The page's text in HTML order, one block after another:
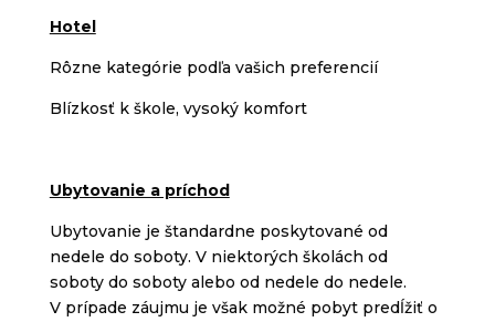
Hotel
Rôzne kategórie podľa vašich preferencií
Blízkosť k škole, vysoký komfort
Ubytovanie a príchod
Ubytovanie je štandardne poskytované od
nedele do soboty. V niektorých školách od
soboty do soboty alebo od nedele do nedele.
V prípade záujmu je však možné pobyt predĺžiť o